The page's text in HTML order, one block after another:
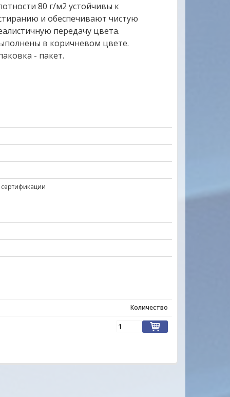
80 г/м2 устойчивы к
и обеспечивают чистую
передачу цвета.
в коричневом цвете.
- пакет.
Количество